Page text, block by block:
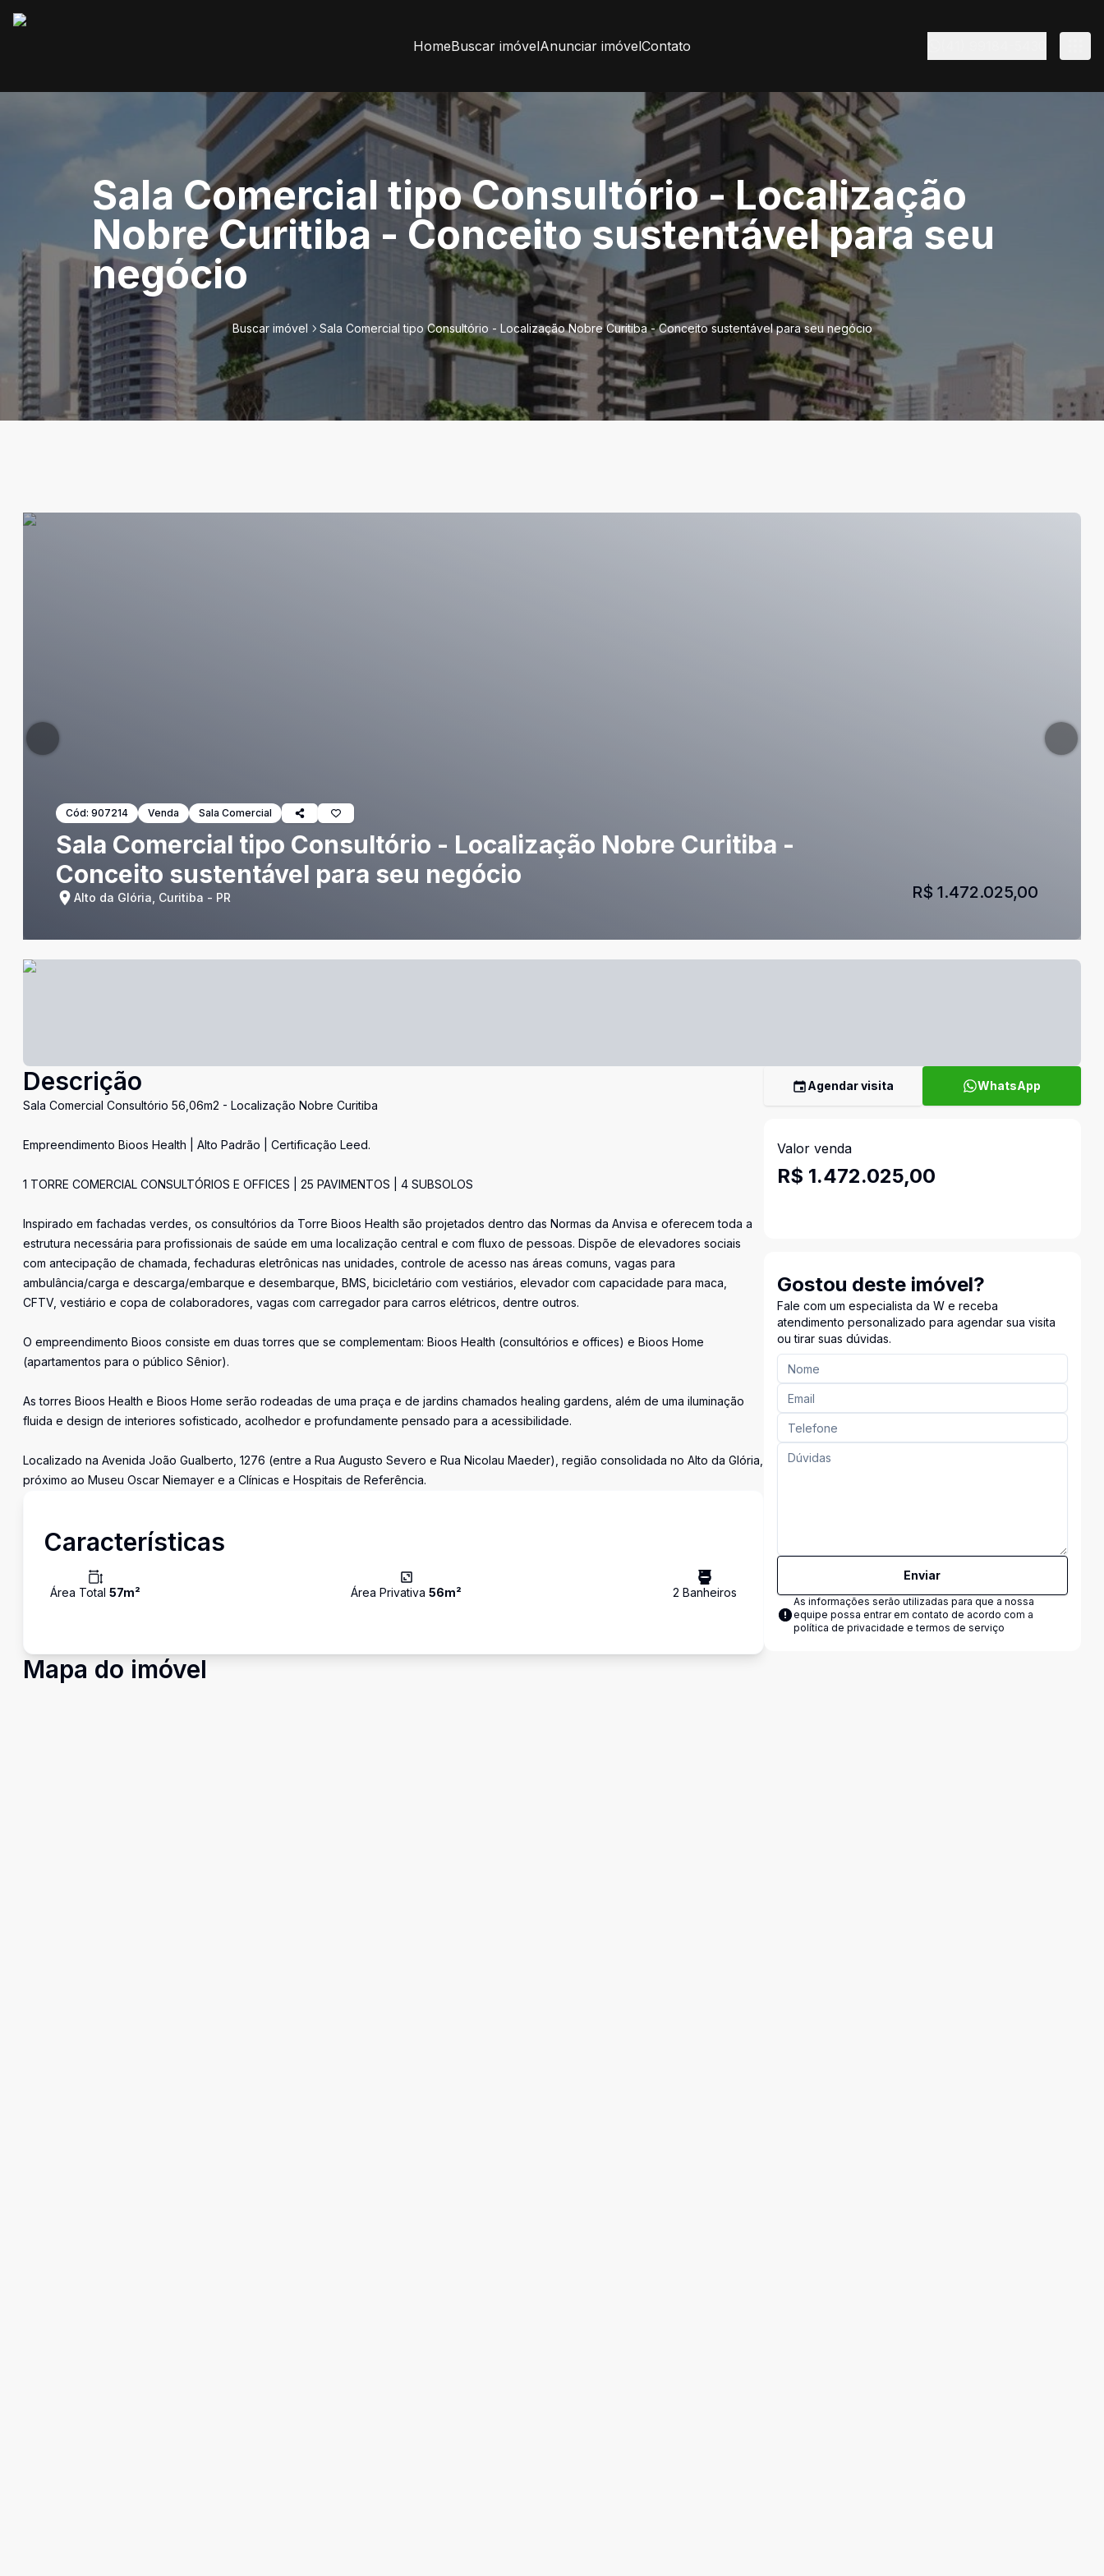
HomeBuscar imóvelAnunciar imóvelContato
Sala Comercial tipo Consultório - Localização
Nobre Curitiba - Conceito sustentável para seu
negócio
Buscar imóvel Sala Comercial tipo Consultório - Localização Nobre Curitiba - Conceito sustentável para seu negócio
Cód: 907214 Venda Sala Comercial
Sala Comercial tipo Consultório - Localização Nobre Curitiba -
Conceito sustentável para seu negócio
Alto da Glória, Curitiba - PR R$ 1.472.025,00
Descrição
Sala Comercial Consultório 56,06m2 - Localização Nobre Curitiba
Empreendimento Bioos Health | Alto Padrão | Certificação Leed.
1 TORRE COMERCIAL CONSULTÓRIOS E OFFICES | 25 PAVIMENTOS | 4 SUBSOLOS
Inspirado em fachadas verdes, os consultórios da Torre Bioos Health são projetados dentro das Normas da Anvisa e oferecem toda a
estrutura necessária para profissionais de saúde em uma localização central e com fluxo de pessoas. Dispõe de elevadores sociais
com antecipação de chamada, fechaduras eletrônicas nas unidades, controle de acesso nas áreas comuns, vagas para
ambulância/carga e descarga/embarque e desembarque, BMS, bicicletário com vestiários, elevador com capacidade para maca,
CFTV, vestiário e copa de colaboradores, vagas com carregador para carros elétricos, dentre outros.
O empreendimento Bioos consiste em duas torres que se complementam: Bioos Health (consultórios e offices) e Bioos Home
(apartamentos para o público Sênior).
As torres Bioos Health e Bioos Home serão rodeadas de uma praça e de jardins chamados healing gardens, além de uma iluminação
fluida e design de interiores sofisticado, acolhedor e profundamente pensado para a acessibilidade.
Localizado na Avenida João Gualberto, 1276 (entre a Rua Augusto Severo e Rua Nicolau Maeder), região consolidada no Alto da Glória,
próximo ao Museu Oscar Niemayer e a Clínicas e Hospitais de Referência.
Características
Área Total 57m² Área Privativa56m² 2 Banheiros
Mapa do imóvel
Agendar visita WhatsApp
Valor venda
R$ 1.472.025,00
Gostou deste imóvel?
Fale com um especialista da W e receba
atendimento personalizado para agendar sua visita
ou tirar suas dúvidas.
Enviar
As informações serão utilizadas para que a nossa
equipe possa entrar em contato de acordo com a
política de privacidade e termos de serviço